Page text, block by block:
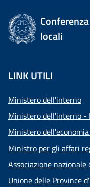
locali
LINK UTILI
Ministero dell'interno
Ministero dell'interno -
Ministero
Ministro per gli affari
Associazione
Unione delle Province